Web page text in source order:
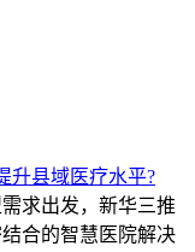
升县域医疗水平?
求出发，新华三推
合的智慧医院解决